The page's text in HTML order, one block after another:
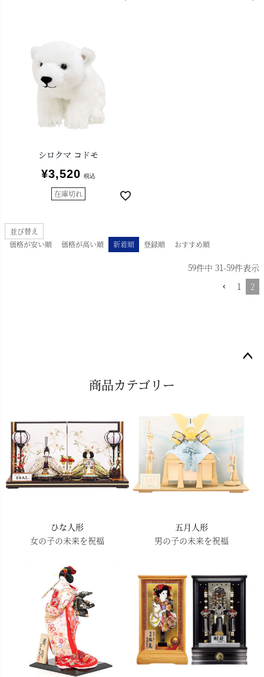
シロクマ コドモ
¥3,520 税込
在庫切れ
並び替え
価格が安い順
価格が高い順 新着順 登録順 おすすめ順
59件中 31-59件表示
1
2
商品カテゴリー
ひな人形
女の子の未来を祝福
五月人形
男の子の未来を祝福